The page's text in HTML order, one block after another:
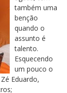
também uma
benção
quando o
assunto é
talento.
Esquecendo
um pouco o
Eduardo,